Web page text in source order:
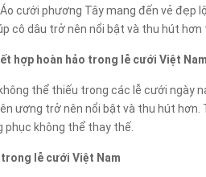
cưới phương Tây mang đến vẻ đẹp
cô dâu trở nên nổi bật và thu hút hơn
hợp hoàn hảo trong lễ cưới Việt Nam
thể thiếu trong các lễ cưới ngày
ương trở nên nổi bật và thu hút hơn.
phục không thể thay thế.
lễ cưới Việt Nam